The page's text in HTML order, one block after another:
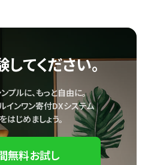
てください。
プルに、もっと自由に。
インワン寄付DXシステム
はじめましょう。
無料お試し